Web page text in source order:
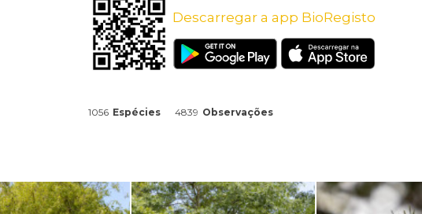
Descarregar a app BioRegisto
1056 Espécies 4839 Observações